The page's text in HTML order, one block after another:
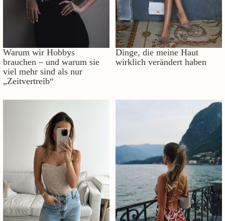
Warum wir Hobbys
brauchen – und warum sie
viel mehr sind als nur
„Zeitvertreib“
Dinge, die meine Haut
wirklich verändert haben